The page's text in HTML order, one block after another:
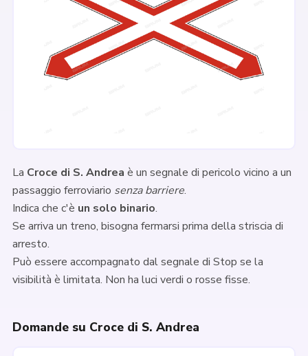
La Croce di S. Andrea è un segnale di pericolo vicino a un
passaggio ferroviario senza barriere.
Indica che c'è un solo binario.
Se arriva un treno, bisogna fermarsi prima della striscia di
arresto.
Può essere accompagnato dal segnale di Stop se la
visibilità è limitata. Non ha luci verdi o rosse fisse.
Domande su Croce di S. Andrea